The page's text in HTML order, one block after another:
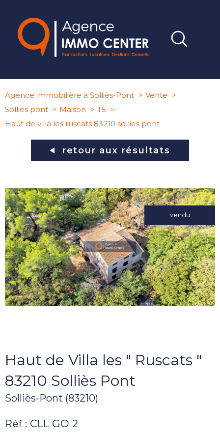
Agence immobilière à Solliès-Pont
Vente
Sollies pont
Maison
T5
Haut de villa les ruscats 83210 sollies pont
retour aux résultats
vendu
Haut de Villa les " Ruscats "
83210 Solliès Pont
Solliès-Pont (83210)
Réf : CLL GO 2